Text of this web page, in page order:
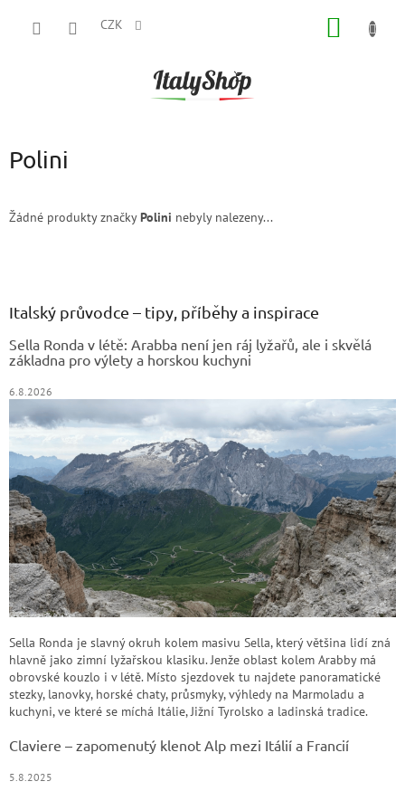
CZK
Polini
Žádné produkty značkyPolini nebyly nalezeny...
Italský průvodce – tipy, příběhy a inspirace
Sella Ronda v létě: Arabba není jen ráj lyžařů, ale i skvělá
základna pro výlety a horskou kuchyni
6.8.2026
Sella Ronda je slavný okruh kolem masivu Sella, který většina lidí zná
hlavně jako zimní lyžařskou klasiku. Jenže oblast kolem Arabby má
obrovské kouzlo i v létě. Místo sjezdovek tu najdete panoramatické
stezky, lanovky, horské chaty, průsmyky, výhledy na Marmoladu a
kuchyni, ve které se míchá Itálie, Jižní Tyrolsko a ladinská tradice.
Claviere – zapomenutý klenot Alp mezi Itálií a Francií
5.8.2025